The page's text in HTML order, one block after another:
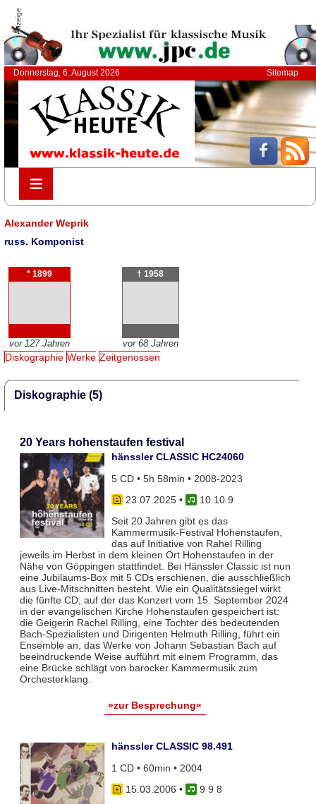
Anzeige
Donnerstag, 6. August 2026 Sitemap
≡
≡
Alexander Weprik
russ. Komponist
* 1899
vor 127 Jahren
† 1958
vor 68 Jahren
Diskographie Werke Zeitgenossen
Diskographie (5)
20 Years hohenstaufen festival
hänssler CLASSIC HC24060
5 CD • 5h 58min • 2008-2023
23.07.2025•
10 10 9
Seit 20 Jahren gibt es das
Kammermusik-Festival Hohenstaufen,
das auf Initiative von Rahel Rilling
jeweils im Herbst in dem kleinen Ort Hohenstaufen in der
Nähe von Göppingen stattfindet. Bei Hänssler Classic ist nun
eine Jubiläums-Box mit 5 CDs erschienen, die ausschließlich
aus Live-Mitschnitten besteht. Wie ein Qualitätssiegel wirkt
die fünfte CD, auf der das Konzert vom 15. September 2024
in der evangelischen Kirche Hohenstaufen gespeichert ist:
die Geigerin Rachel Rilling, eine Tochter des bedeutenden
Bach-Spezialisten und Dirigenten Helmuth Rilling, führt ein
Ensemble an, das Werke von Johann Sebastian Bach auf
beeindruckende Weise aufführt mit einem Programm, das
eine Brücke schlägt von barocker Kammermusik zum
Orchesterklang.
»zur Besprechung«
hänssler CLASSIC 98.491
1 CD • 60min • 2004
15.03.2006 •
9 9 8